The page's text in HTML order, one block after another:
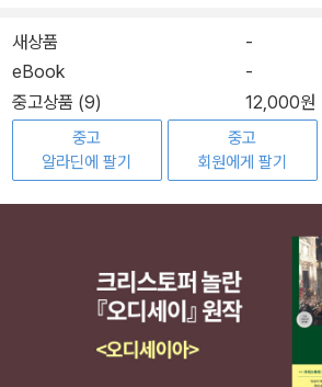
새상품
-
eBook
-
중고상품 (9) 12,000원
중고
알라딘에 팔기
중고
회원에게 팔기